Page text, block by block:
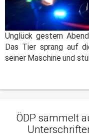
Unglück gestern
Das Tier sprang auf
seiner Maschine und
ÖDP sammelt